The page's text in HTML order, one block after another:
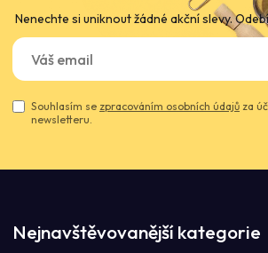
Nenechte si uniknout žádné akční slevy.
Souhlasím se zpracováním osobních údajů za
newsletteru.
Nejnavštěvovanější kategorie